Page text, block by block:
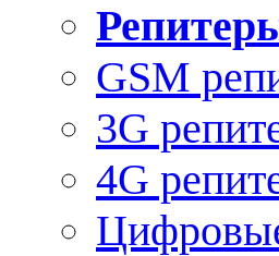
GSM
3G
4G